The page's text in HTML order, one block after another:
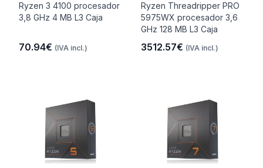
Ryzen 3 4100 procesador
3,8 GHz 4 MB L3 Caja
70.94€ (IVA incl.)
Ryzen Threadripper PRO
5975WX procesador 3,6
GHz 128 MB L3 Caja
3512.57€ (IVA incl.)